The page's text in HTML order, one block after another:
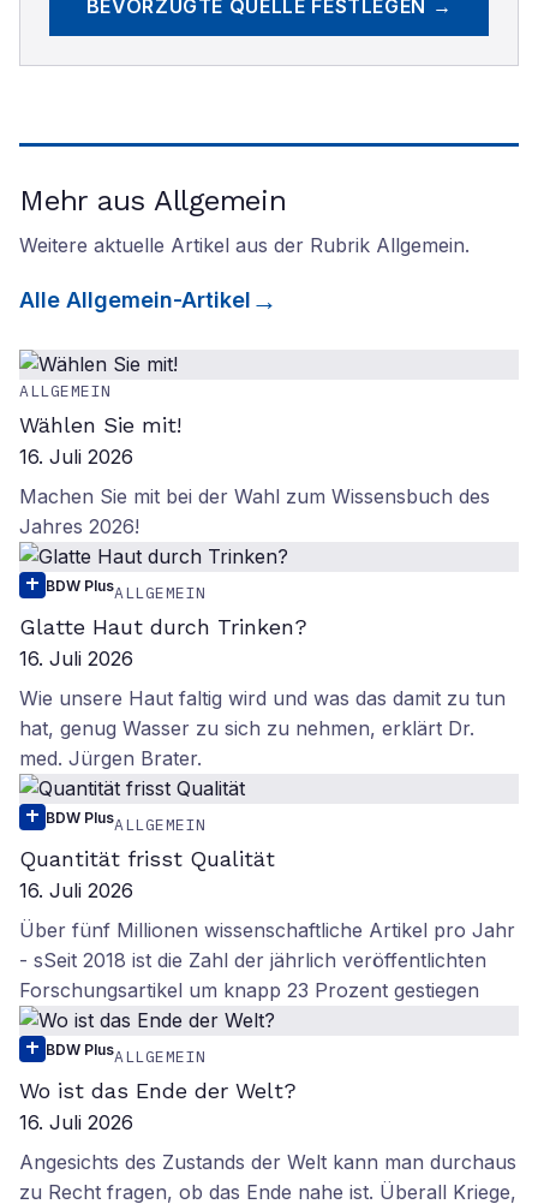
BEVORZUGTE QUELLE FESTLEGEN →
Mehr aus Allgemein
Weitere aktuelle Artikel aus der Rubrik Allgemein.
Alle Allgemein-Artikel
ALLGEMEIN
Wählen Sie mit!
16. Juli 2026
Machen Sie mit bei der Wahl zum Wissensbuch des
Jahres 2026!
BDW PlusALLGEMEIN
Glatte Haut durch Trinken?
16. Juli 2026
Wie unsere Haut faltig wird und was das damit zu tun
hat, genug Wasser zu sich zu nehmen, erklärt Dr.
med. Jürgen Brater.
BDW PlusALLGEMEIN
Quantität frisst Qualität
16. Juli 2026
Über fünf Millionen wissenschaftliche Artikel pro Jahr
- sSeit 2018 ist die Zahl der jährlich veröffentlichten
Forschungsartikel um knapp 23 Prozent gestiegen
BDW PlusALLGEMEIN
Wo ist das Ende der Welt?
16. Juli 2026
Angesichts des Zustands der Welt kann man durchaus
zu Recht fragen, ob das Ende nahe ist. Überall Kriege,